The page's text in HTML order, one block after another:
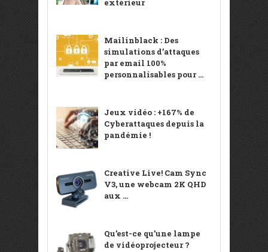
extérieur
Mailinblack : Des
simulations d’attaques
par email 100%
personnalisables pour ...
Jeux vidéo : +167% de
Cyberattaques depuis la
pandémie !
Creative Live! Cam Sync
V3, une webcam 2K QHD
aux ...
Qu’est-ce qu’une lampe
de vidéoprojecteur ?